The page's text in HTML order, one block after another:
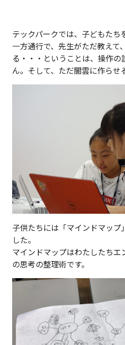
テックパークでは、子どもたち
一方通行で、先生がただ教えて
る・・・ということは、操作
ん。そして、ただ闇雲に作らせ
子供たちには「マインドマップ
した。
マインドマップはわたしたちエ
の思考の整理術です。